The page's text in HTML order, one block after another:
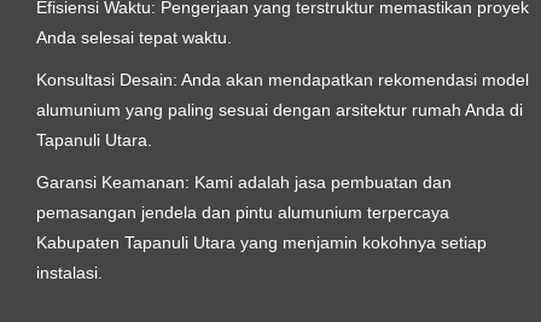
Efisiensi Waktu: Pengerjaan yang terstruktur memastikan proyek
Anda selesai tepat waktu.
Konsultasi Desain: Anda akan mendapatkan rekomendasi model
alumunium yang paling sesuai dengan arsitektur rumah Anda di
Tapanuli Utara.
Garansi Keamanan: Kami adalah jasa pembuatan dan
pemasangan jendela dan pintu alumunium terpercaya
Kabupaten Tapanuli Utara yang menjamin kokohnya setiap
instalasi.